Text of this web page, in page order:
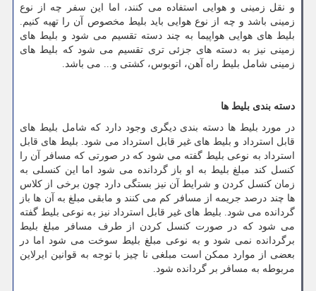
و نقل زمینی و هوایی استفاده می کنند، اما این سفر چه از نوع
زمینی باشد و چه از نوع هوایی باید بلیط مخصوص آن را تهیه کنیم.
بلیط های هوایی هواپیما به چند دسته تقسیم می شود و بلیط های
زمینی نیز به دسته های جزئی تری تقسیم می شود که بلیط های
زمینی شامل بلیط راه آهن، اتوبوس، کشتی و... می باشد.
دسته بندی بلیط ها
در مورد بلیط ها دسته بندی دیگری وجود دارد که شامل بلیط های
قابل استرداد و بلیط های غیر قابل استرداد می شود. بلیط های قابل
استرداد به نوعی بلیط گفته می شود که در صورتی که مسافر آن را
کنسل کند مبلغ بلیط به او باز گردانده می شود اما این کنسلی به
زمان کنسل کردن و شرایط آن نیز بستگی دارد چون برخی از کلاس
ها چند درصد جریمه از مسافر کم می کنند و مابقی مبلغ به آن ها باز
گردانده می شود. بلیط های غیر قابل استرداد نیز به نوعی بلیط گفته
می شود که در صورت کنسل کردن از طرف مسافر مبلغ بلیط
برگردانده نمی شود و به نوعی مبلغ بلیط سوخت می شود اما در
بعضی از موارد ممکن است مبلغی نا چیز با توجه به قوانین ایرلاین
مربوطه به مسافر بر گردانده شود.